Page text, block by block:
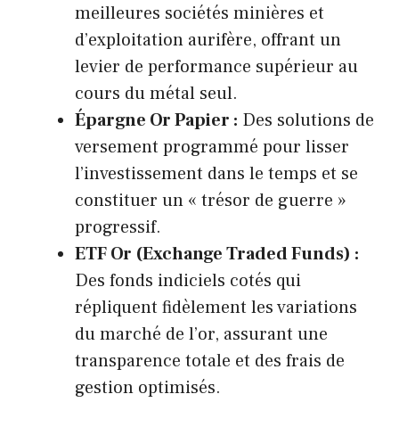
meilleures sociétés minières et
d’exploitation aurifère, offrant un
levier de performance supérieur au
cours du métal seul.
Épargne Or Papier : Des solutions de
versement programmé pour lisser
l’investissement dans le temps et se
constituer un « trésor de guerre »
progressif.
ETF Or (Exchange Traded Funds) :
Des fonds indiciels cotés qui
répliquent fidèlement les variations
du marché de l’or, assurant une
transparence totale et des frais de
gestion optimisés.